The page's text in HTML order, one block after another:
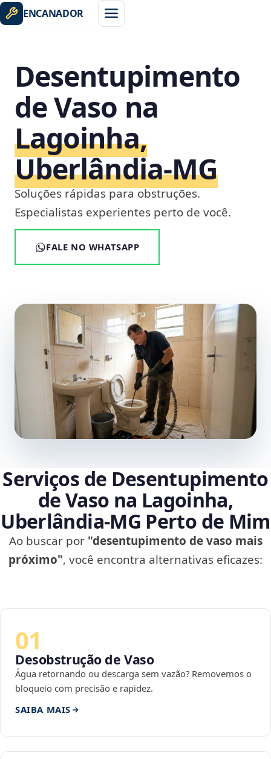
ENCANADOR
Desentupimento
de Vaso na
Lagoinha,
Uberlândia‑MG
Soluções rápidas para obstruções.
Especialistas experientes perto de você.
FALE NO WHATSAPP
Serviços de Desentupimento
de Vaso na Lagoinha,
Uberlândia‑MG Perto de Mim
Ao buscar por "desentupimento de vaso mais
próximo", você encontra alternativas eficazes:
01
Desobstrução de Vaso
Água retornando ou descarga sem vazão? Removemos o
bloqueio com precisão e rapidez.
SAIBA MAIS